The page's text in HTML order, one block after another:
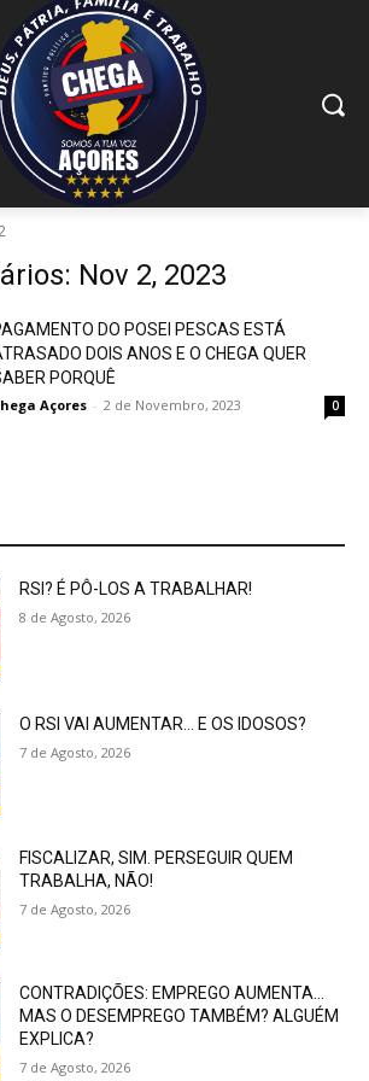
Nov 2, 2023
DO POSEI PESCAS ESTÁ
DOIS ANOS E O CHEGA QUER
PORQUÊ
Açores - 2 de Novembro, 2023 0
RSI? É PÔ-LOS A TRABALHAR!
8 de Agosto, 2026
O RSI VAI AUMENTAR… E OS IDOSOS?
7 de Agosto, 2026
FISCALIZAR, SIM. PERSEGUIR QUEM
TRABALHA, NÃO!
7 de Agosto, 2026
CONTRADIÇÕES: EMPREGO AUMENTA…
MAS O DESEMPREGO TAMBÉM? ALGUÉM
EXPLICA?
7 de Agosto, 2026